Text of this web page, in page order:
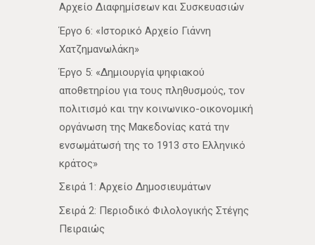
Αρχείο Διαφημίσεων και Συσκευασιών
Έργο 6: «Ιστορικό Αρχείο Γιάννη
Χατζημανωλάκη»
Έργο 5: «Δημιουργία ψηφιακού
αποθετηρίου για τους πληθυσμούς, τον
πολιτισμό και την κοινωνικο-οικονομική
οργάνωση της Μακεδονίας κατά την
ενσωμάτωσή της το 1913 στο Ελληνικό
κράτος»
Σειρά 1: Αρχείο Δημοσιευμάτων
Σειρά 2: Περιοδικό Φιλολογικής Στέγης
Πειραιώς